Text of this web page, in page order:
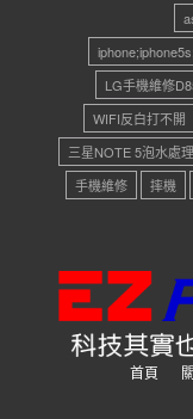
LG手機維修
WIFI反白打不開
三星NOTE 5泡水處理
手機維修
摔機
首頁